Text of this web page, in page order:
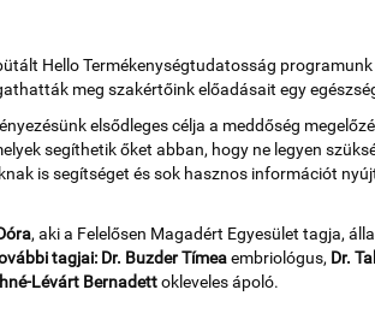
Hello Termékenységtudatosság
meg szakértőink előadásait egy
elsődleges célja a meddőség
segíthetik őket abban, hogy ne legyen
is segítséget és sok hasznos információt
, aki a Felelősen Magadért Egyesület tagja,
tagjai: Dr. Buzder Tímeaembriológus, Dr.
Lévárt Bernadettokleveles ápoló.